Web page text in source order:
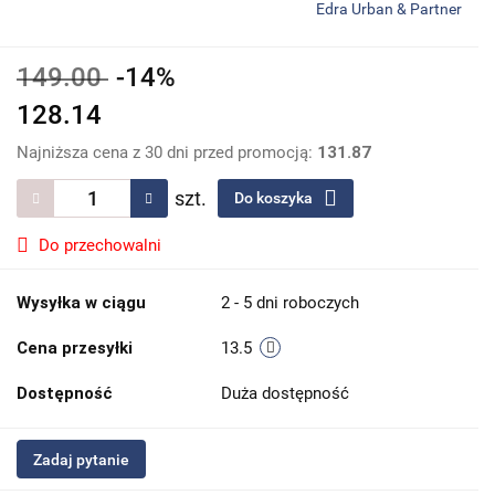
Edra Urban & Partner
149.00 -14%
128.14
Najniższa cena z 30 dni przed promocją: 131.87
szt. Do koszyka
Do przechowalni
Wysyłka w ciągu 2 - 5 dni roboczych
Cena przesyłki 13.5
Dostępność Duża dostępność
Zadaj pytanie